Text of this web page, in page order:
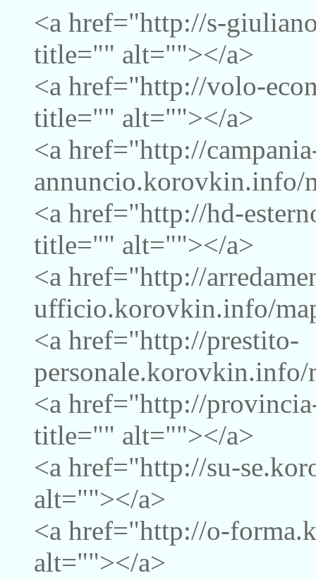
<a href="http://s-
title="" alt=""></a>
<a href="http://volo-
title="" alt=""></a>
<a href="http://
<a href="http://hd-
title="" alt=""></a>
<a href="http://
ufficio.korovkin.info/
<a href="http://prestito-
<a href="http://
title="" alt=""></a>
<a href="http://su-
alt=""></a>
<a href="http://o-
alt=""></a>